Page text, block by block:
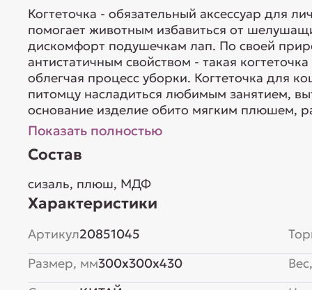
Когтеточка - обязательный аксессуар для
помогает животным избавиться от
дискомфорт подушечкам лап. По своей
антистатичным свойством - такая
облегчая процесс уборки. Когтеточка для
питомцу насладиться любимым занятием,
основание изделие обито мягким плюшем,
Показать полностью
Состав
сизаль, плюш, МДФ
Характеристики
Артикул20851045
Размер, мм300x300x430